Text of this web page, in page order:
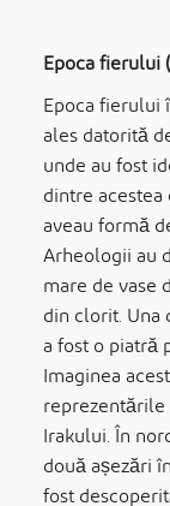
Epoca fierului
Epoca fierului
ales datorită
unde au fost
dintre
aveau formă
Arheologii au
mare de vase
din clorit.
a fost o piatră
Imaginea
Irakului. În
două așezări
fost